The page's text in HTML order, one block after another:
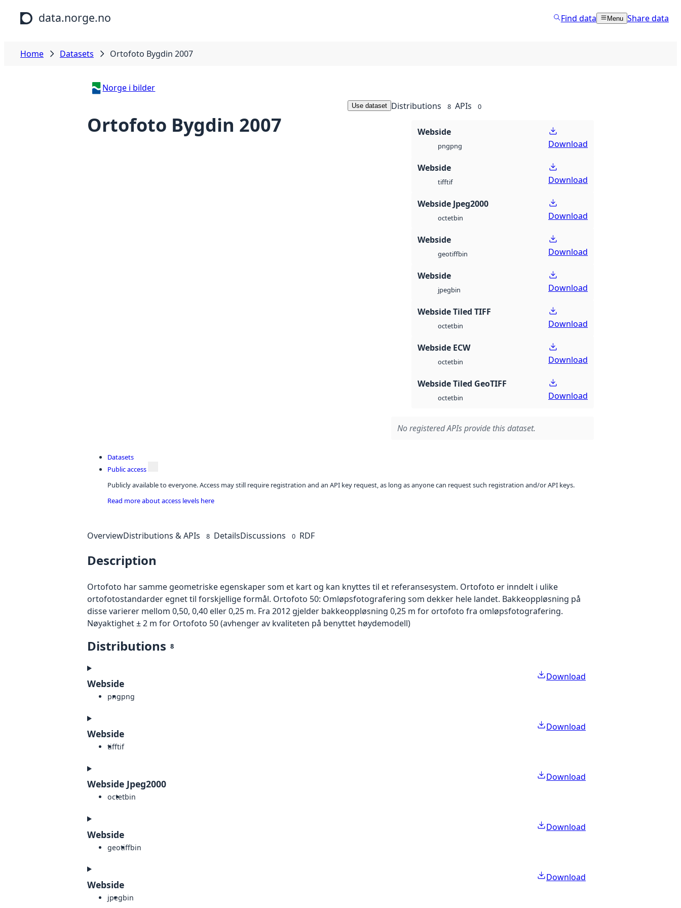
Skip to main content
data.norge.no Find data Menu Share data
Home Datasets Ortofoto Bygdin 2007
Norge i bilder
Ortofoto Bygdin 2007
Use dataset Distributions 8 APIs 0
Webside
pngpng Download
Webside
tifftif Download
Webside Jpeg2000
octetbin Download
Webside
geotiffbin Download
Webside
jpegbin Download
Webside Tiled TIFF
octetbin Download
Webside ECW
octetbin Download
Webside Tiled GeoTIFF
octetbin Download
No registered APIs provide this dataset.
Datasets
Public access
Publicly available to everyone. Access may still require registration and an API key request, as long as anyone can request such registration and/or API keys.
Read more about access levels here
OverviewDistributions & APIs 8 DetailsDiscussions 0 RDF
Description
Ortofoto har samme geometriske egenskaper som et kart og kan knyttes til et referansesystem. Ortofoto er inndelt i ulike
ortofotostandarder egnet til forskjellige formål. Ortofoto 50: Omløpsfotografering som dekker hele landet. Bakkeoppløsning på
disse varierer mellom 0,50, 0,40 eller 0,25 m. Fra 2012 gjelder bakkeoppløsning 0,25 m for ortofoto fra omløpsfotografering.
Nøyaktighet ± 2 m for Ortofoto 50 (avhenger av kvaliteten på benyttet høydemodell)
Distributions 8
Webside
pngpng
Download
Webside
tifftif
Download
Webside Jpeg2000
octetbin
Download
Webside
geotiffbin
Download
Webside
jpegbin
Download